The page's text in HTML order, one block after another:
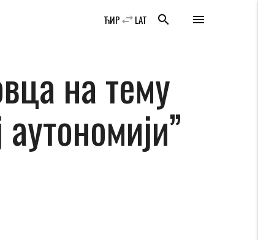
menu
search
LAT
swap_horiz
ЋИР
на тему